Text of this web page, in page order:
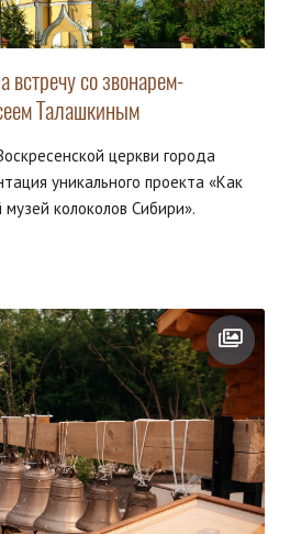
встречу со звонарем-
Талашкиным
церкви города
уникального проекта «Как
колоколов Сибири».